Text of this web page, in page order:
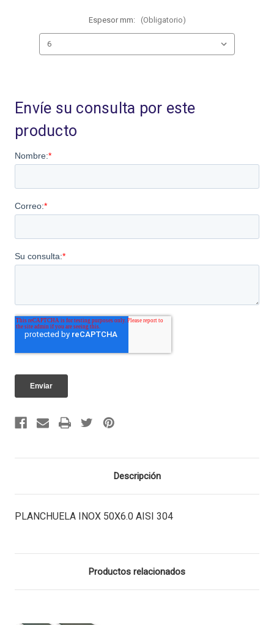
Espesor mm: (Obligatorio)
Envíe su consulta por este
producto
Descripción
PLANCHUELA INOX 50X6.0 AISI 304
Productos relacionados